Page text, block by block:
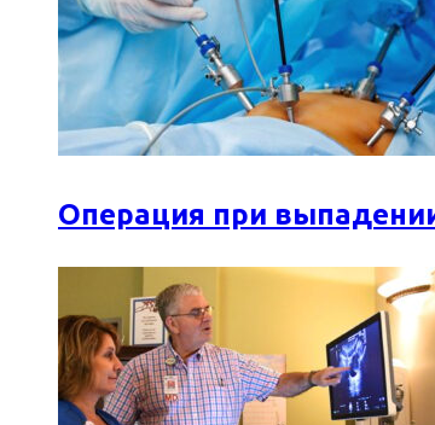
Операция при